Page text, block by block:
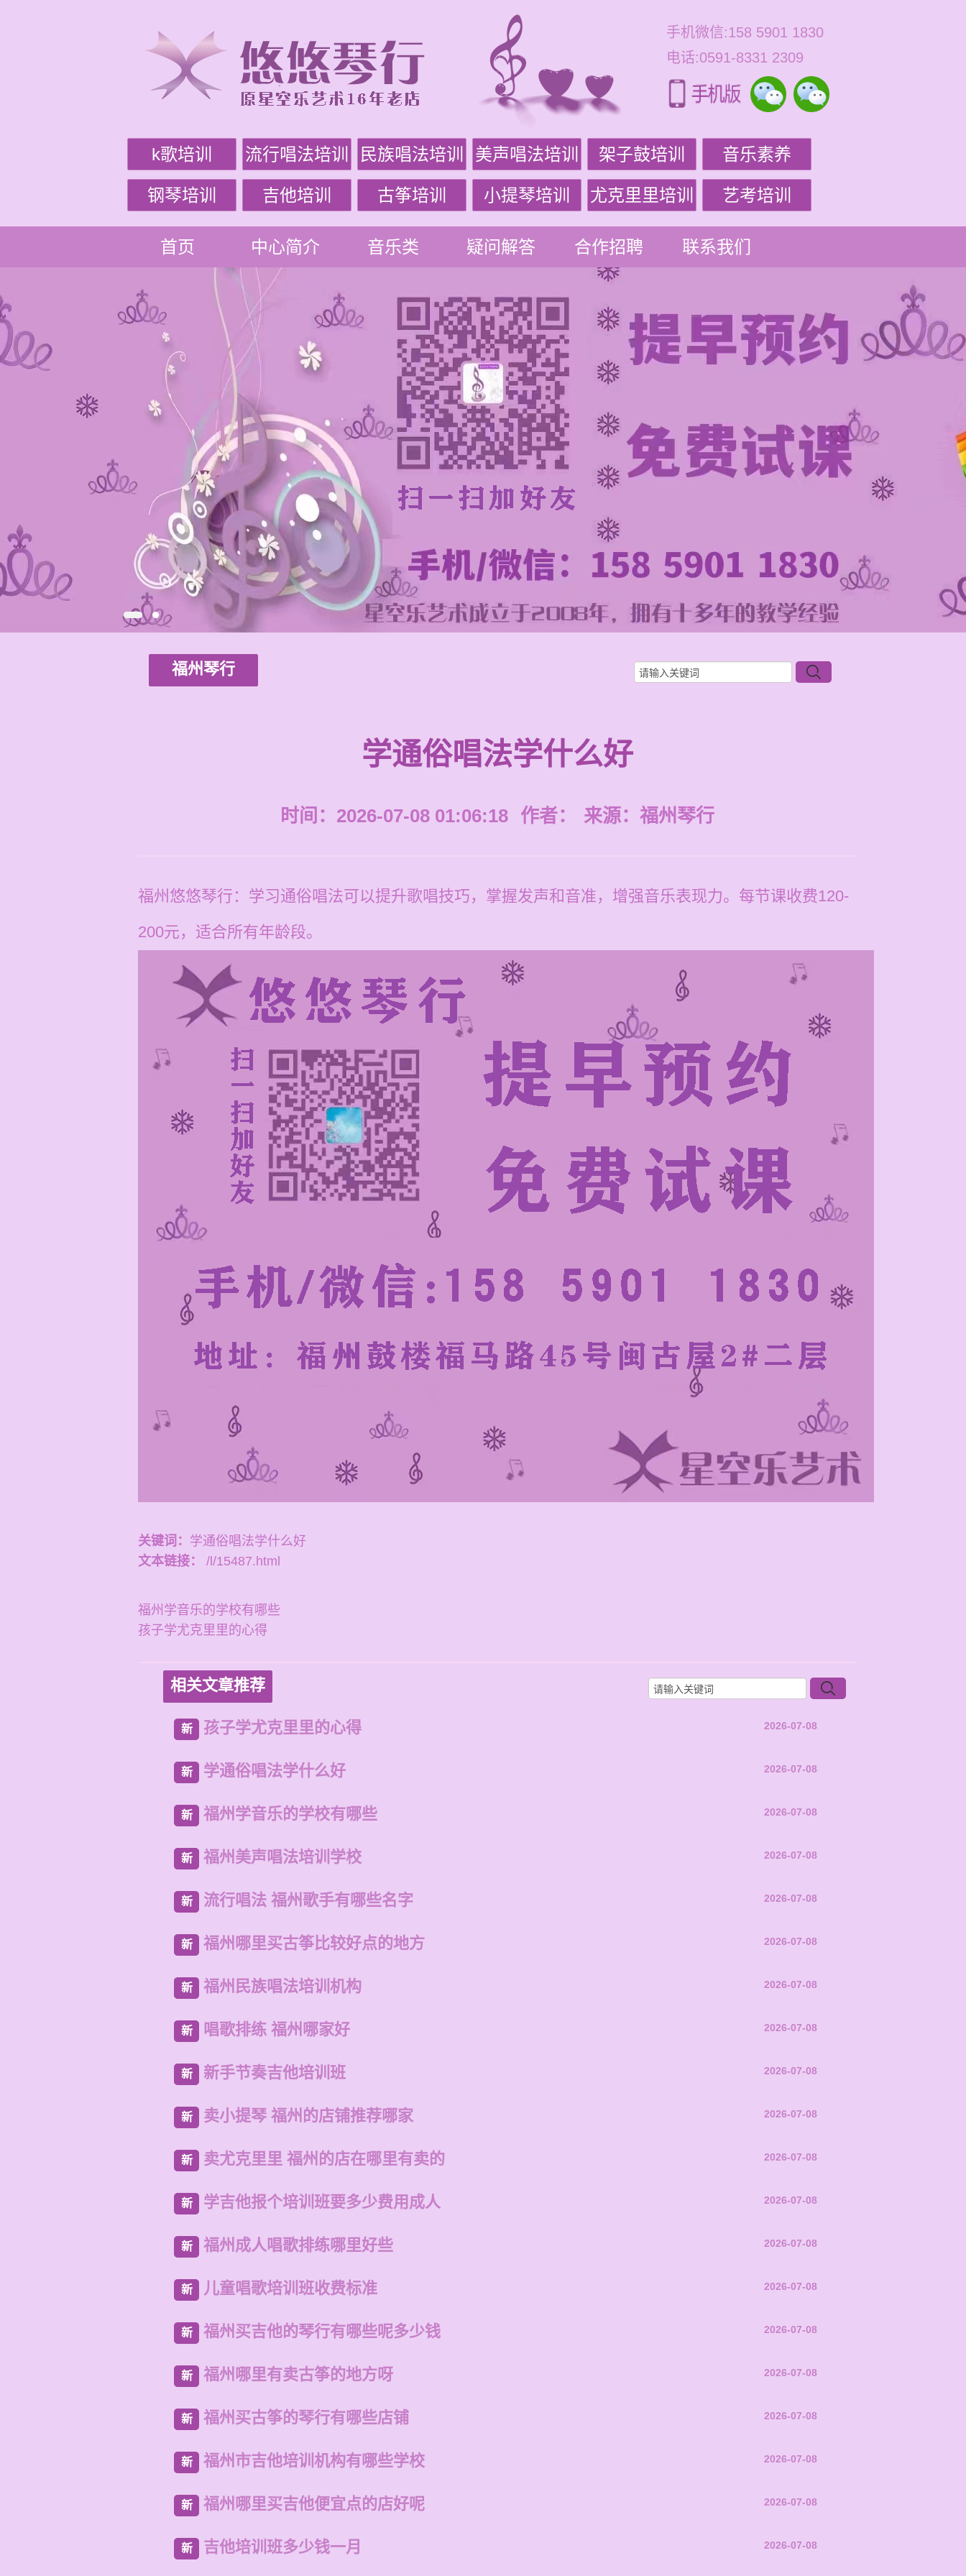
手机微信:158 5901 1830
电话:0591-8331 2309
k歌培训 流行唱法培训 民族唱法培训 美声唱法培训 架子鼓培训 音乐素养
钢琴培训 吉他培训 古筝培训 小提琴培训 尤克里里培训 艺考培训
首页 中心简介 音乐类 疑问解答 合作招聘 联系我们
福州琴行
学通俗唱法学什么好
时间：2026-07-08 01:06:18 作者： 来源： 福州琴行
福州悠悠琴行：学习通俗唱法可以提升歌唱技巧，掌握发声和音准，增强音乐表现力。每节课收费120-
200元，适合所有年龄段。
关键词： 学通俗唱法学什么好
文本链接：
/l/15487.html
福州学音乐的学校有哪些
孩子学尤克里里的心得
相关文章推荐
新 孩子学尤克里里的心得 2026-07-08
新 学通俗唱法学什么好 2026-07-08
新 福州学音乐的学校有哪些 2026-07-08
新 福州美声唱法培训学校 2026-07-08
新 流行唱法 福州歌手有哪些名字 2026-07-08
新 福州哪里买古筝比较好点的地方 2026-07-08
新 福州民族唱法培训机构 2026-07-08
新 唱歌排练 福州哪家好 2026-07-08
新 新手节奏吉他培训班 2026-07-08
新 卖小提琴 福州的店铺推荐哪家 2026-07-08
新 卖尤克里里 福州的店在哪里有卖的 2026-07-08
新 学吉他报个培训班要多少费用成人 2026-07-08
新 福州成人唱歌排练哪里好些 2026-07-08
新 儿童唱歌培训班收费标准 2026-07-08
新 福州买吉他的琴行有哪些呢多少钱 2026-07-08
新 福州哪里有卖古筝的地方呀 2026-07-08
新 福州买古筝的琴行有哪些店铺 2026-07-08
新 福州市吉他培训机构有哪些学校 2026-07-08
新 福州哪里买吉他便宜点的店好呢 2026-07-08
新 吉他培训班多少钱一月 2026-07-08